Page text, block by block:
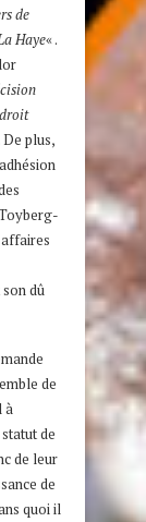
de
Haye« .
De plus,
dû
de
à
de
de leur
de
quoi il